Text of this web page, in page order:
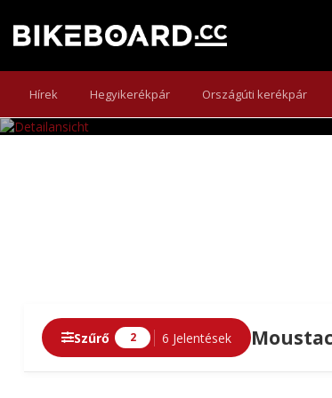
Hírek Hegyikerékpár Országúti kerékpár
Szűrő 2 6 Jelentések